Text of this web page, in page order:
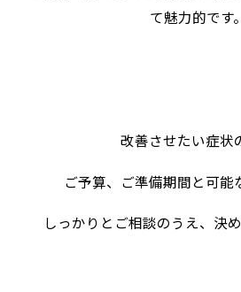
て魅力的です。
改善させたい症状
ご予算、ご準備期間と可能
しっかりとご相談のうえ、決